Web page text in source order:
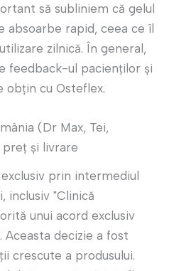
să subliniem că gelul
absoarbe rapid, ceea ce îl
zilnică. În general,
feedback-ul pacienților și
obțin cu Osteflex.
(Dr Max, Tei,
și livrare
prin intermediul
inclusiv "Clinică
unui acord exclusiv
decizie a fost
crescute a produsului.